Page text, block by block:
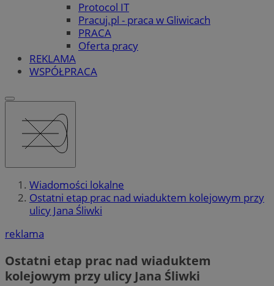
Protocol IT
Pracuj.pl - praca w Gliwicach
PRACA
Oferta pracy
REKLAMA
WSPÓŁPRACA
Wiadomości lokalne
Ostatni etap prac nad wiaduktem kolejowym przy
ulicy Jana Śliwki
reklama
Ostatni etap prac nad wiaduktem
kolejowym przy ulicy Jana Śliwki